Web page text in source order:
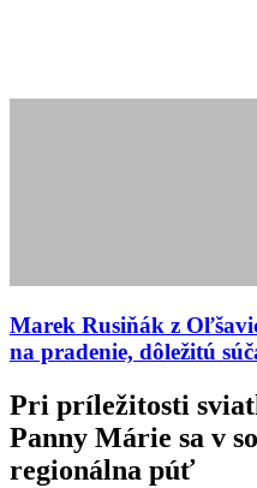
Marek Rusiňák z
na pradenie, dôležitú
Pri príležitosti
Panny Márie sa v
regionálna púť